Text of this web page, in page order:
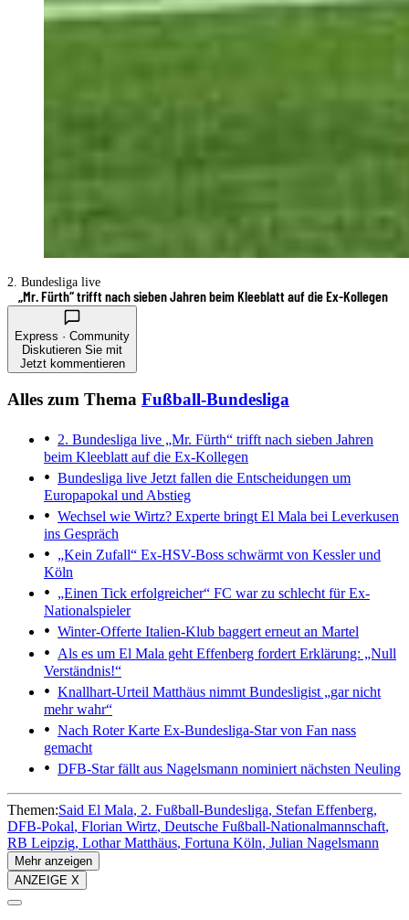
2. Bundesliga live
„Mr. Fürth“ trifft nach sieben Jahren beim Kleeblatt auf die Ex-Kollegen
Express · Community
Diskutieren Sie mit
Jetzt kommentieren
Alles zum Thema Fußball-Bundesliga
2. Bundesliga live „Mr. Fürth“ trifft nach sieben Jahren
beim Kleeblatt auf die Ex-Kollegen
Bundesliga live Jetzt fallen die Entscheidungen um
Europapokal und Abstieg
Wechsel wie Wirtz? Experte bringt El Mala bei Leverkusen
ins Gespräch
„Kein Zufall“ Ex-HSV-Boss schwärmt von Kessler und
Köln
„Einen Tick erfolgreicher“ FC war zu schlecht für Ex-
Nationalspieler
Winter-Offerte Italien-Klub baggert erneut an Martel
Als es um El Mala geht Effenberg fordert Erklärung: „Null
Verständnis!“
Knallhart-Urteil Matthäus nimmt Bundesligist „gar nicht
mehr wahr“
Nach Roter Karte Ex-Bundesliga-Star von Fan nass
gemacht
DFB-Star fällt aus Nagelsmann nominiert nächsten Neuling
Themen:Said El Mala 2. Fußball-Bundesliga Stefan Effenberg
DFB-Pokal Florian Wirtz Deutsche Fußball-Nationalmannschaft
RB Leipzig Lothar Matthäus Fortuna Köln Julian Nagelsmann
Mehr anzeigen
ANZEIGE X